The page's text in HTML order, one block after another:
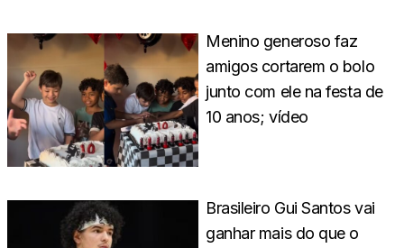
Menino generoso faz
amigos cortarem o bolo
junto com ele na festa de
10 anos; vídeo
Brasileiro Gui Santos vai
ganhar mais do que o